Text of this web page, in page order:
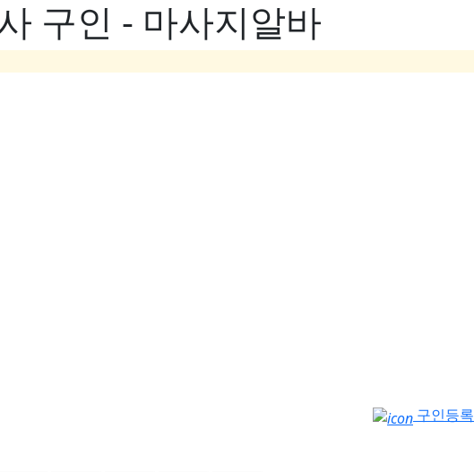
구인 - 마사지알바
구인등록